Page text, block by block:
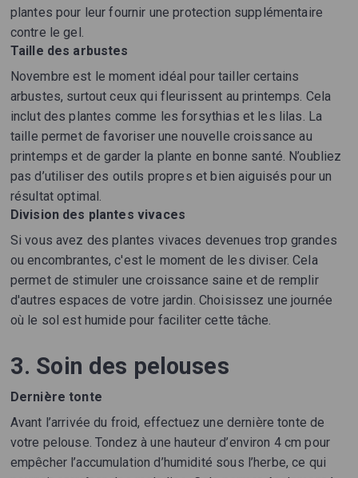
plantes pour leur fournir une protection supplémentaire
contre le gel.
Taille des arbustes
Novembre est le moment idéal pour tailler certains
arbustes, surtout ceux qui fleurissent au printemps. Cela
inclut des plantes comme les forsythias et les lilas. La
taille permet de favoriser une nouvelle croissance au
printemps et de garder la plante en bonne santé. N’oubliez
pas d’utiliser des outils propres et bien aiguisés pour un
résultat optimal.
Division des plantes vivaces
Si vous avez des plantes vivaces devenues trop grandes
ou encombrantes, c'est le moment de les diviser. Cela
permet de stimuler une croissance saine et de remplir
d'autres espaces de votre jardin. Choisissez une journée
où le sol est humide pour faciliter cette tâche.
3. Soin des pelouses
Dernière tonte
Avant l’arrivée du froid, effectuez une dernière tonte de
votre pelouse. Tondez à une hauteur d’environ 4 cm pour
empêcher l’accumulation d’humidité sous l’herbe, ce qui